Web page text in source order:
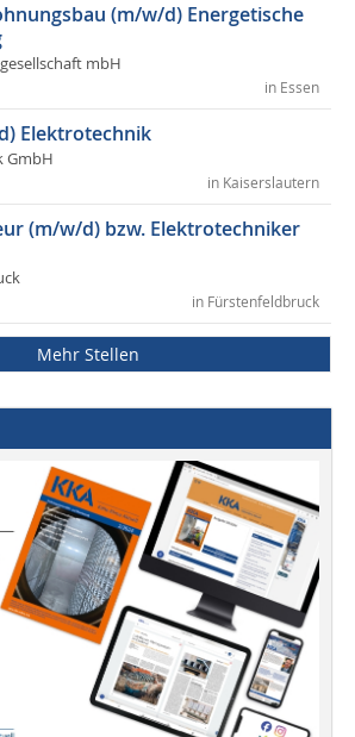
(m/w/d) Energetische
mbH
in Essen
Elektrotechnik
GmbH
in Kaiserslautern
(m/w/d) bzw. Elektrotechniker
in Fürstenfeldbruck
Mehr Stellen